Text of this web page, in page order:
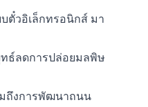
ตั๋วอิเล็กทรอนิกส์ มา
ทธ์ลดการปล่อยมลพิษ
มถึงการพัฒนาถนน